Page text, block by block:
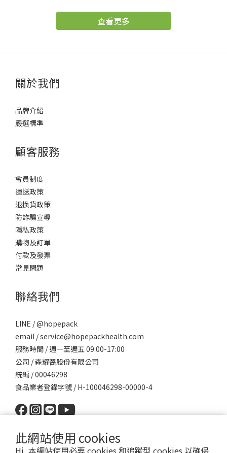
此網站使用 cookies
Hi, 本網站使用必要 cookies 和追蹤型 cookies 以確保
搭配許多酒類、汽水等飲品，在蔬菜攝取過少又沒有補充充足的水
份下，就很容易出現排便不順甚至便秘的狀況。 中秋節想大吃大喝
就是要攝取足量的膳食纖維、水份，以及部份的油脂，同時腸胃道
的便秘與不健康的腸胃就會是惡性循環。因此若擔心烤肉後排便不
順甚至便祕的狀況，有些比較簡單的方法，譬如烤肉前先燙一些青
加飽足感並避免吃過量的烤肉，不僅在飲食上可以更均衡，同時也
可以降低腸胃的負擔。而在烤肉結束後，也要持續適量補充水份，
餐應注意膳食纖維的攝取，膳食纖維可幫助糞便製造並促進腸胃蠕
纖維」，水溶性膳食纖維可讓人有更多的飽足感，並且延緩胃排空
速度，亦具有降低膽固醇的效果，而非水溶性膳食纖維則可增加糞
便體積並促進腸胃蠕動，對於排便非常有效果。不過須特別注意的
是，攝取額外膳食纖維時，應補充大量水分，避免腹脹不適並提升
膳食纖維的效果，而膳食纖維補充應依照藥師指示使用，尤其是非
水溶性膳食纖維若一次補充太大量，反而會導致纖維阻塞腸道造成
便秘加重。 此外，酵素與益生菌的作用則常常被搞混，大樹藥局藥
師補充若是本身腸胃消化不好，在烤肉這樣大魚大肉的飲食時，最
擔，不過也需特別注意剛動完手術或者有腎臟病、糖尿病等患者並
助腸道菌叢建立，以達到改善排便、免疫等效果，因此通常需服用
三個月以上，才會有比較顯著的改善。 大樹藥局藥師提醒民眾，雖
然烤肉很美味，但仍要注意不可暴飲暴食，以免造成腸胃問題，而
且烤肉往往口味較重，有許多調味料、醬料等，加上搭配各式各樣
的飲品，對於心血管與腎臟來說都是負擔，因此烤肉時候應多注意
不要過於放縱自己的飲食，以免開心過了中秋，後面卻帶來身體一
師，以避免大餐後腸胃不適！ 圖文創作：健談專家諮詢：大樹藥局
ID搜尋「@hopepack」，或直接點選以下連結：
https://hopepack.tw/bchhra
查看更多
關於我們
品牌介紹
嚴選標準
顧客服務
會員制度
運送政策
退換貨政策
防詐騙宣導
隱私政策
購物及訂單
付款及發票
常見問題
聯絡我們
LINE / @hopepack
email / service@hopepackhealth.com
服務時間 / 週一至週五 09:00-17:00
公司 / 森耀醫股份有限公司
統編 / 00046298
食品業者登錄字號 / H-100046298-00000-4